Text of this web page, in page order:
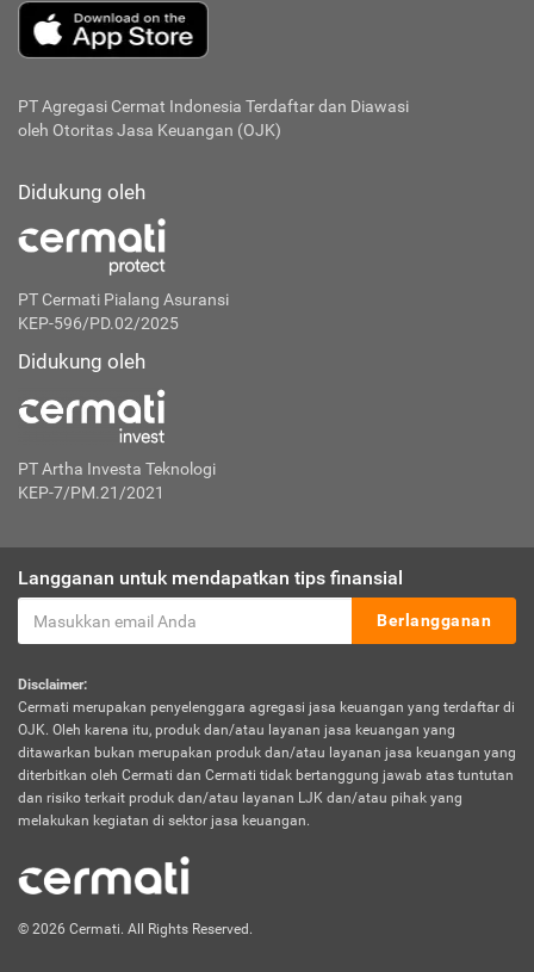
PT Agregasi Cermat Indonesia Terdaftar dan Diawasi
oleh Otoritas Jasa Keuangan (OJK)
Didukung oleh
PT Cermati Pialang Asuransi
KEP-596/PD.02/2025
Didukung oleh
PT Artha Investa Teknologi
KEP-7/PM.21/2021
Langganan untuk mendapatkan tips finansial
Berlangganan
Disclaimer:
Cermati merupakan penyelenggara agregasi jasa keuangan yang terdaftar di
OJK. Oleh karena itu, produk dan/atau layanan jasa keuangan yang
ditawarkan bukan merupakan produk dan/atau layanan jasa keuangan yang
diterbitkan oleh Cermati dan Cermati tidak bertanggung jawab atas tuntutan
dan risiko terkait produk dan/atau layanan LJK dan/atau pihak yang
melakukan kegiatan di sektor jasa keuangan.
© 2026 Cermati. All Rights Reserved.